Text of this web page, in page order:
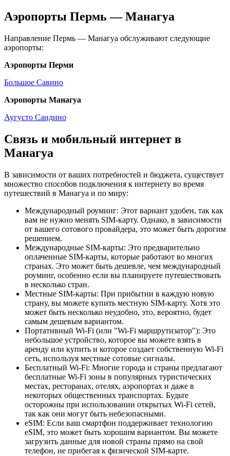
Аэропорты Пермь — Манагуа
Направление Пермь — Манагуа обслуживают следующие
аэропорты:
Аэропорты Перми
Большое Савино
Аэропорты Манагуа
Аугусто Сандино
Связь и мобильный интернет в
Манагуа
В зависимости от ваших потребностей и бюджета, существует
множество способов подключения к интернету во время
путешествий в Манагуа и по миру:
Международный роуминг: Этот вариант удобен, так как
вам не нужно менять SIM-карту. Однако, в зависимости
от вашего сотового провайдера, это может быть дорогим
решением.
Международные SIM-карты: Это предварительно
оплаченные SIM-карты, которые работают во многих
странах. Это может быть дешевле, чем международный
роуминг, особенно если вы планируете путешествовать
в несколько стран.
Местные SIM-карты: При прибытии в каждую новую
страну, вы можете купить местную SIM-карту. Хотя это
может быть несколько неудобно, это, вероятно, будет
самым дешевым вариантом.
Портативный Wi-Fi (или "Wi-Fi маршрутизатор"): Это
небольшое устройство, которое вы можете взять в
аренду или купить и которое создает собственную Wi-Fi
сеть, используя местные сотовые сигналы.
Бесплатный Wi-Fi: Многие города и страны предлагают
бесплатные Wi-Fi зоны в популярных туристических
местах, ресторанах, отелях, аэропортах и даже в
некоторых общественных транспортах. Будьте
осторожны при использовании открытых Wi-Fi сетей,
так как они могут быть небезопасными.
eSIM: Если ваш смартфон поддерживает технологию
eSIM, это может быть хорошим вариантом. Вы можете
загрузить данные для новой страны прямо на свой
телефон, не прибегая к физической SIM-карте.